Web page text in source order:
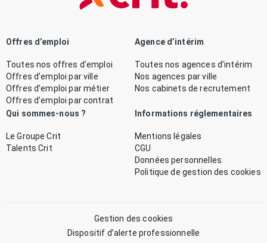
Offres d’emploi
Toutes nos offres d’emploi
Offres d’emploi par ville
Offres d’emploi par métier
Offres d’emploi par contrat
Agence d’intérim
Toutes nos agences d’intérim
Nos agences par ville
Nos cabinets de recrutement
Qui sommes-nous ?
Le Groupe Crit
Talents Crit
Informations réglementaires
Mentions légales
CGU
Données personnelles
Politique de gestion des cookies
Gestion des cookies
Dispositif d’alerte professionnelle